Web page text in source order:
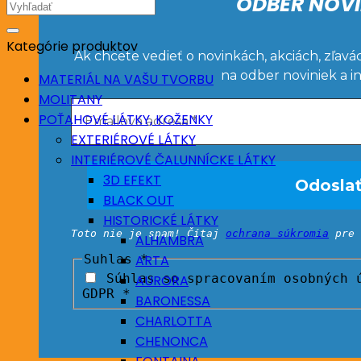
Ak chcete vedieť o novinkách, akciách,
na odber noviniek a
Toto nie je spam! Čítaj ochrana súkromia pre
Suhlas*
Súhlas so spracovaním
GDPR *
Hľadať:
Kategórie produktov
MATERIÁL NA VAŠU TVORBU
MOLITANY
POŤAHOVÉ LÁTKY, KOŽENKY
EXTERIÉROVÉ LÁTKY
INTERIÉROVÉ ČALUNNÍCKE LÁTKY
3D EFEKT
BLACK OUT
HISTORICKÉ LÁTKY
ALHAMBRA
ARTA
AURORA
BARONESSA
CHARLOTTA
CHENONCA